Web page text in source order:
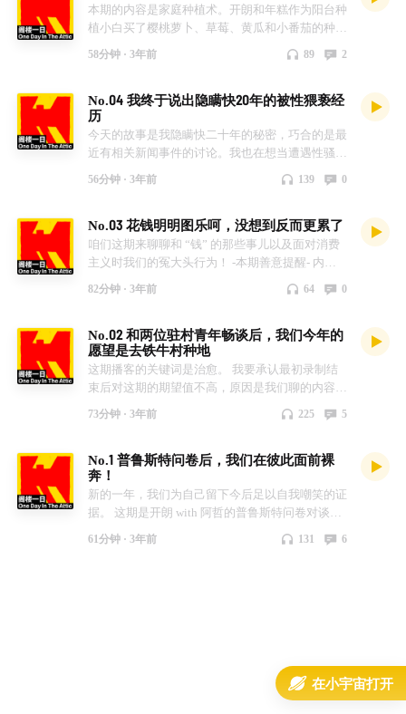
爱话题为上集，涉及过去的恋爱经历，相亲经历，
搞笑告白经历以及恋爱之前大家的小心思，之后还
-主播- 开朗 年糕 阿哲 - bgm - First love Jody - 山下
山下達郎 Sparkle - 山下達郎
本期的内容是家庭种植术。开朗和年糕作为阳台种
植小白买了樱桃萝卜、草莓、黄瓜和小番茄的种
送给开朗一本关于阳台种植的书籍，并且像托付孩
成了开朗最爱待的地方。不过，事情的魔幻在于开
朗两周后也离职了。 不过，我们和植物种植的故
事刚刚开始。我们也相约要共同去农场或者乡村搞
些事情，当然具体事情是什么呢？这个会在之后的
播客中告诉大家哦～ 如果大家对于乡村生活以及
种植感兴趣，也欢迎多多评论！ 年糕带来的草莓
《我会等》——福与花儿（cover承桓） 我们一起
种的樱桃萝卜在两个月之后也大了，好辣哈哈但是
很甜！
58分钟 · 3年前 89 2
No.04 我终于说出隐瞒快20年的被性猥亵经
历
今天的故事是我隐瞒快二十年的秘密，巧合的是最
近有相关新闻事件的讨论。我也在想当遭遇性骚扰
绝大多数的骚扰行为，比如抚摸、触碰等，受害者
性从小被教育的羞耻感很难让受害人选择报警。
因此我厌恶看到网络上的某些言论 “你怎么不反抗
啊、你要保护自己啊，留下证据”！我想试问说出
遭遇到这种境况的受害人为何还要承受指责？当女
“你一定很漂亮吧”？恳请各位摆出无所谓的态度和
说出这些话时，千万别假惺惺的表露自己是渴望社
会平等和关爱社会的姿态了，这真的不是理性客
观。 -本期善意提醒- 我们今天从这个故事开始，
没有压抑也没有紧张，由回忆小时候对“性”的好奇
来展开聊聊性教育！主播的观点也完全主观性，不
动- 欢迎大家在评论区分享你的故事和观点，也希
望各位可以大胆谈论有关“性”的话题！！ - 本期音
乐 - 《Heal my broken heart》
56分钟 · 3年前 139 0
No.03 花钱明明图乐呵，没想到反而更累了
咱们这期来聊聊和 “钱” 的那些事儿以及面对消费
主义时我们的冤大头行为！ -本期善意提醒- 内容
根据自己的情况使用和管理金钱，希望各位听后图
「阁楼一日」没有理由再继续拖延，今后会保证每
两周一更，欢迎各位监督！同时祝大家钱袋子鼓鼓
哦～ - 主播 - 开朗 阿哲 年糕 - 推荐影音书籍 - 《无
节制的消费元凶》—— b 站可找 《贫穷的质感：
王梆的英国观察》 Money (That’s What I Want)
—— The Beatles -「阁楼一日」小互动- 你们干过
82分钟 · 3年前 64 0
No.02 和两位驻村青年畅谈后，我们今年的
愿望是去铁牛村种地
这期播客的关键词是治愈。 我要承认最初录制结
束后对这期的期望值不高，原因是我们聊的内容散
后，我决定把这期播客的内容作为日常疏解压力和
个关子，大家可以在听完整期内容后明白。 在这
里感谢 铁牛村麦昆塔社区 的 含含子 和 得一鱼 以
及 一直在路上的阿坤 能抽出时间和我们分享他们
的故事，也是在与他们的对谈中让我知道好好生活
的意义。 如果大家想知道更多有关铁牛村和驻村
青年的故事 or 参观铁牛村，可以评论区大声告诉
师，摄影师 * 得一鱼，铁牛村驻村设计师，摄影师
* 阿坤，一直在路上的导演 - 主播 - 开朗 @开朗
73分钟 · 3年前 225 5
No.1 普鲁斯特问卷后，我们在彼此面前裸
奔！
新的一年，我们为自己留下今后足以自我嘲笑的证
据。 这期是开朗 with 阿哲的普鲁斯特问卷对谈。
大家随意听听。 我们也打算在每年的年末做一期
61分钟 · 3年前 131 6
在小宇宙打开